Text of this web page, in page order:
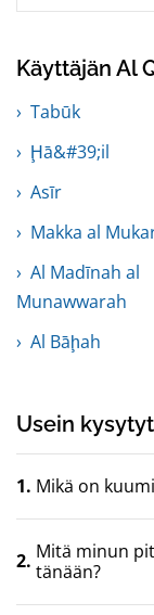
Käyttäjän Al
Tabūk
Ḩā&#39;il
Asīr
Makka al
Al Madīnah al
Munawwarah
Al Bāḩah
Usein
1. Mikä on
2. Mitä minun
tänään?